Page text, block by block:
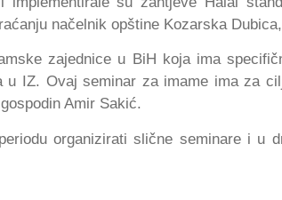
načelnik opštine Kozarska
zajednice u BiH koja ima
u IZ. Ovaj seminar za imame ima za
Amir Sakić.
organizirati slične seminare i u